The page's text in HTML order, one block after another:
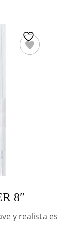
8″
y realista es